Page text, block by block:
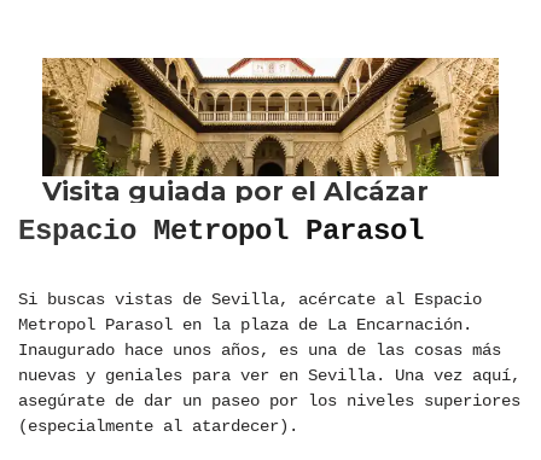
Espacio Metropol Parasol
Si buscas vistas de Sevilla, acércate al Espacio
Metropol Parasol en la plaza de La Encarnación.
Inaugurado hace unos años, es una de las cosas más
nuevas y geniales para ver en Sevilla. Una vez aquí,
asegúrate de dar un paseo por los niveles superiores
(especialmente al atardecer).